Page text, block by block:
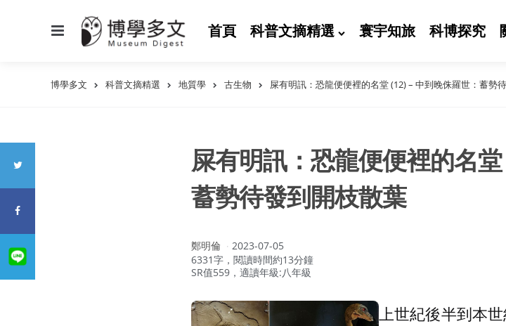
首頁 科普文摘精選 寰宇知旅 科博探究
博學多文 科普文摘精選 地質學 古生物 屎有明訊：恐龍便便裡的名堂 (12) – 中到晚侏羅世：蓄勢
屎有明訊：恐龍便便裡的名
蓄勢待發到開枝散葉
作
者：
鄭明倫
2023-07-05
6331字，閱讀時間約13分鐘
SR值559，適讀年級:八年級
上世紀後半到本